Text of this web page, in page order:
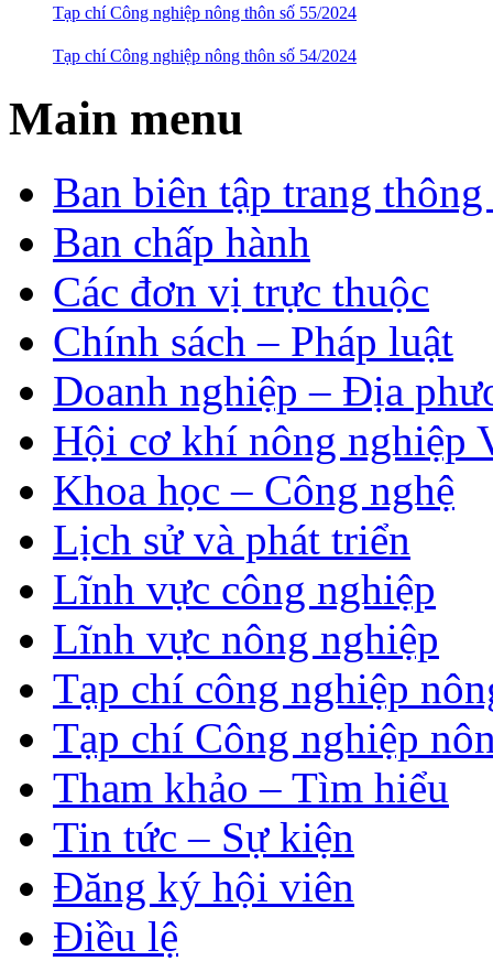
Tạp chí Công nghiệp nông thôn số 55/2024
Tạp chí Công nghiệp nông thôn số 54/2024
Main menu
Ban biên tập trang
Ban chấp hành
Các đơn vị trực thuộc
Chính sách – Pháp luật
Doanh nghiệp – Địa
Hội cơ khí nông nghiệp
Khoa học – Công nghệ
Lịch sử và phát triển
Lĩnh vực công nghiệp
Lĩnh vực nông nghiệp
Tạp chí công nghiệp
Tạp chí Công nghiệp
Tham khảo – Tìm hiểu
Tin tức – Sự kiện
Đăng ký hội viên
Điều lệ